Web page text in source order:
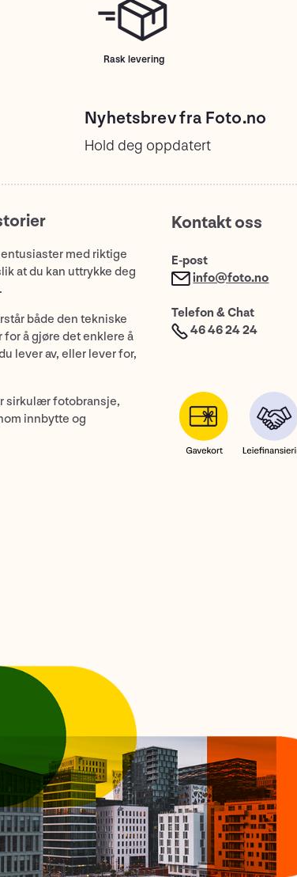
Rask levering
Nyhetsbrev fra Foto.no
Hold deg oppdatert
med riktige
at du kan uttrykke deg
både den tekniske
å gjøre det enklere å
lever av, eller lever for,
sirkulær fotobransje,
innbytte og
Kontakt oss
E-post
info@foto.no
Telefon & Chat
46 46 24 24